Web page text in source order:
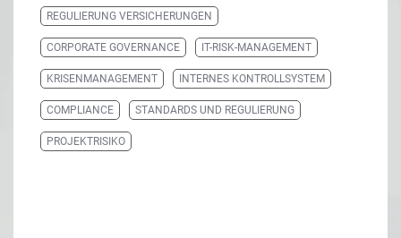
REGULIERUNG VERSICHERUNGEN
CORPORATE GOVERNANCE IT-RISK-MANAGEMENT
KRISENMANAGEMENT INTERNES KONTROLLSYSTEM
COMPLIANCE STANDARDS UND REGULIERUNG
PROJEKTRISIKO